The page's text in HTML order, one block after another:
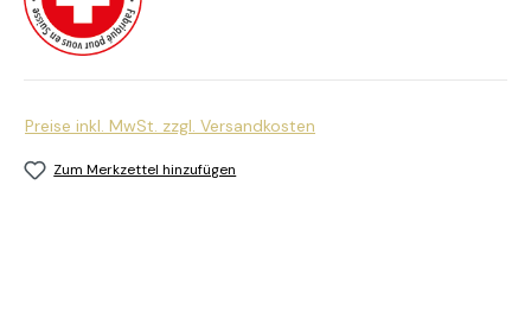
Preise inkl. MwSt. zzgl. Versandkosten
Zum Merkzettel hinzufügen